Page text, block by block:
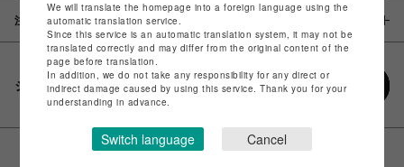
注意事項
シェアする
We will translate the homepage into a foreign language using the
automatic translation service.
Since this service is an automatic translation system, it may not be
translated correctly and may differ from the original content of the
page before translation.
In addition, we do not take any responsibility for any direct or
indirect damage caused by using this service. Thank you for your
understanding in advance.
Switch language Cancel